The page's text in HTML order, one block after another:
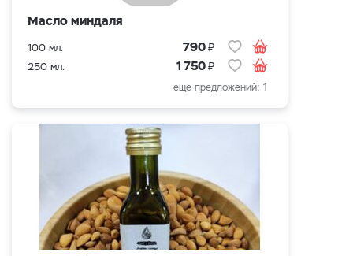
Масло миндаля
100 мл. 790₽
250 мл. 1 750₽
еще предложений: 1